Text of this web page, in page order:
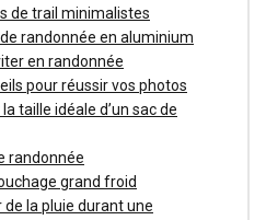
de trail minimalistes
randonnée en aluminium
en randonnée
pour réussir vos photos
taille idéale d’un sac de
randonnée
grand froid
la pluie durant une